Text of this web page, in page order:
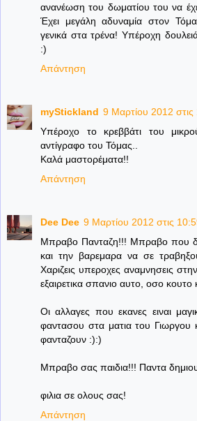
ανανέωση του δωματίου του να
Έχει μεγάλη αδυναμία στον
γενικά στα τρένα! Υπέροχη
:)
Απάντηση
myStickland 9 Μαρτίου 2012 στις
Υπέροχο το κρεββάτι του
αντίγραφο του Τόμας..
Καλά μαστορέματα!!
Απάντηση
Dee Dee 9 Μαρτίου 2012 στις
Μπραβο Πανταζη!!! Μπραβο που
και την βαρεμαρα να σε
Χαριζεις υπεροχες αναμνησεις
εξαιρετικα σπανιο αυτο, οσο κουτο
Οι αλλαγες που εκανες ειναι
φαντασου στα ματια του
φανταζουν :):)
Μπραβο σας παιδια!!! Παντα
φιλια σε ολους σας!
Απάντηση